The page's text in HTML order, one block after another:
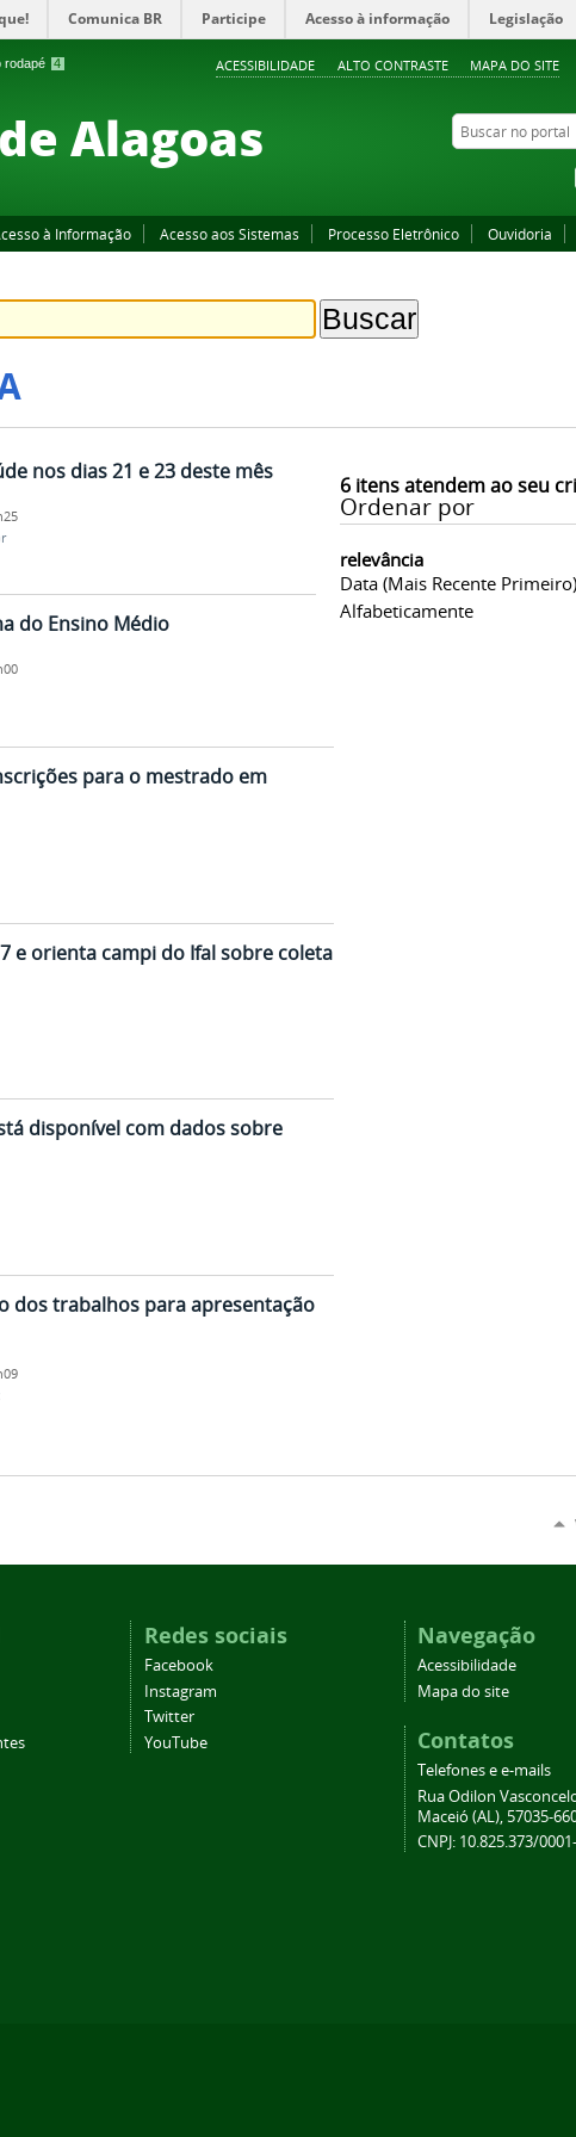
rodapé 4 ACESSIBILIDADE ALTO CONTRASTE MAPA DO SITE
Comunica BR Participe Acesso à informação Legislação
Alagoas Buscar no portal
à Informação Acesso aos Sistemas Processo Eletrônico Ouvidoria
6itens atendem ao seu
Ordenar por
relevância
Data (mais Recente Primeiro)
Alfabeticamente
nos dias 21 e 23 deste mês
do Ensino Médio
para o mestrado em
e orienta campi do Ifal sobre coleta
disponível com dados sobre
dos trabalhos para apresentação
Redes sociais
Facebook
Instagram
Twitter
YouTube
Navegação
Acessibilidade
Mapa do site
Contatos
Telefones e e-mails
Rua Odilon
Maceió (AL), 57035-
CNPJ: 10.825.373/